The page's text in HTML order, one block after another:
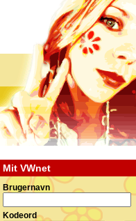
Mit VWnet
Brugernavn
Kodeord